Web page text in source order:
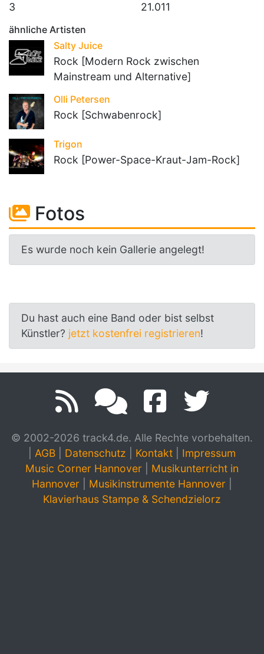
3
21.011
ähnliche Artisten
Salty Juice
Rock [Modern Rock zwischen
Mainstream und Alternative]
Olli Petersen
Rock [Schwabenrock]
Trigon
Rock [Power-Space-Kraut-Jam-Rock]
Fotos
Es wurde noch kein Gallerie angelegt!
Du hast auch eine Band oder bist selbst
Künstler? jetzt kostenfrei registrieren!
© 2002-2026 track4.de. Alle Rechte vorbehalten.
AGB Datenschutz Kontakt
Impressum
Music Corner Hannover
Musikunterricht in
Hannover
Musikinstrumente Hannover
Klavierhaus Stampe & Schendzielorz